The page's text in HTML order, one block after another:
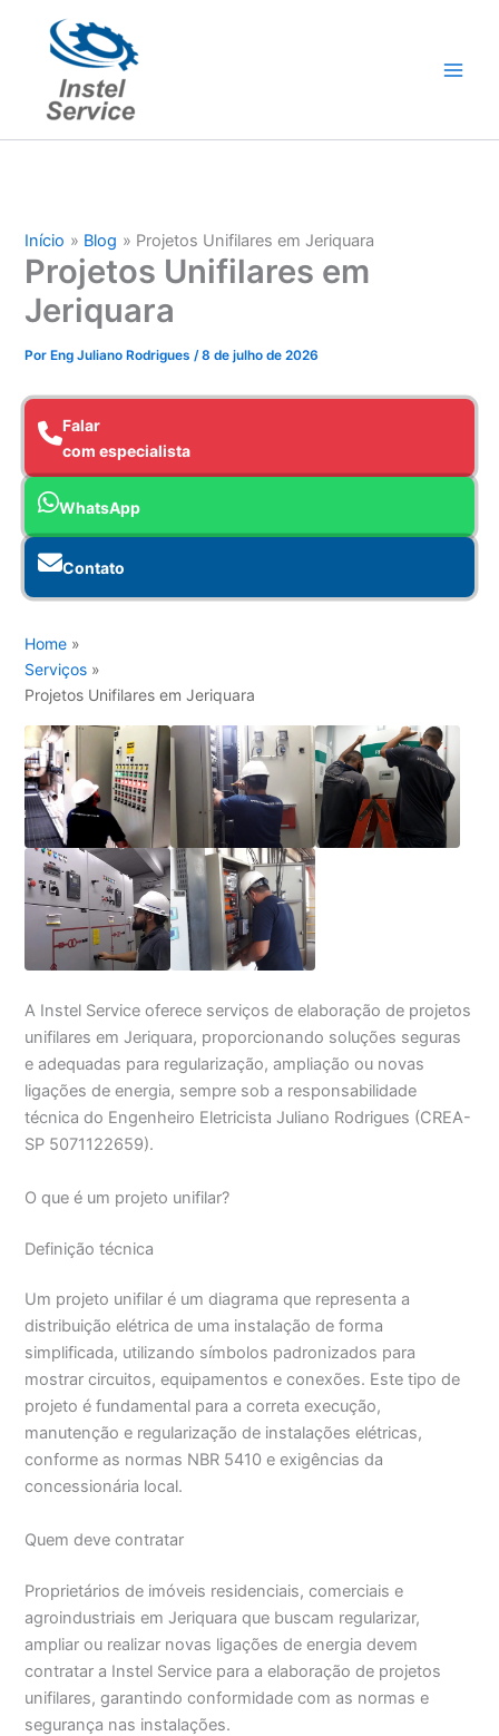
conteúdo
Início Blog Projetos Unifilares em Jeriquara
Projetos Unifilares em
Jeriquara
Por Eng Juliano Rodrigues/8 de julho de 2026
Falar
com especialista
WhatsApp
Contato
Home »
Serviços »
Projetos Unifilares em Jeriquara
A Instel Service oferece serviços de elaboração de projetos
unifilares em Jeriquara, proporcionando soluções seguras
e adequadas para regularização, ampliação ou novas
ligações de energia, sempre sob a responsabilidade
técnica do Engenheiro Eletricista Juliano Rodrigues (CREA-
SP 5071122659).
O que é um projeto unifilar?
Definição técnica
Um projeto unifilar é um diagrama que representa a
distribuição elétrica de uma instalação de forma
simplificada, utilizando símbolos padronizados para
mostrar circuitos, equipamentos e conexões. Este tipo de
projeto é fundamental para a correta execução,
manutenção e regularização de instalações elétricas,
conforme as normas NBR 5410 e exigências da
concessionária local.
Quem deve contratar
Proprietários de imóveis residenciais, comerciais e
agroindustriais em Jeriquara que buscam regularizar,
ampliar ou realizar novas ligações de energia devem
contratar a Instel Service para a elaboração de projetos
unifilares, garantindo conformidade com as normas e
segurança nas instalações.